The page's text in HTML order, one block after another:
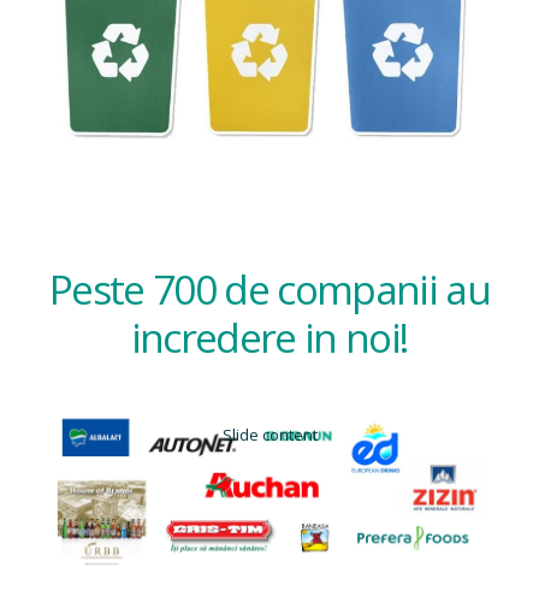
Peste 700 de companii au
incredere in noi!
Slide content